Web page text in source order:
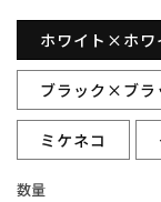
格
ホワイト×ホワ
ブラック×ブラ
ミケネコ
数量